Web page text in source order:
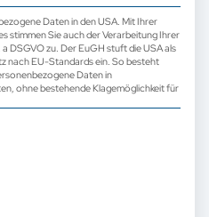
Daten in den USA. Mit Ihrer
stimmen Sie auch der Verarbeitung Ihrer
DSGVO zu. Der EuGH stuft die USA als
nach EU-Standards ein. So besteht
Daten in
ohne bestehende Klagemöglichkeit für
Gruppen, für die eine